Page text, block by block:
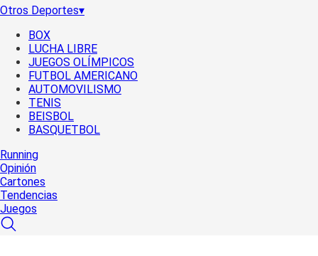
Otros Deportes▾
BOX
LUCHA LIBRE
JUEGOS OLÍMPICOS
FUTBOL AMERICANO
AUTOMOVILISMO
TENIS
BEISBOL
BASQUETBOL
Running
Opinión
Cartones
Tendencias
Juegos